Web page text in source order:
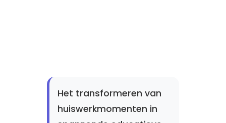
Het transformeren van
huiswerkmomenten in